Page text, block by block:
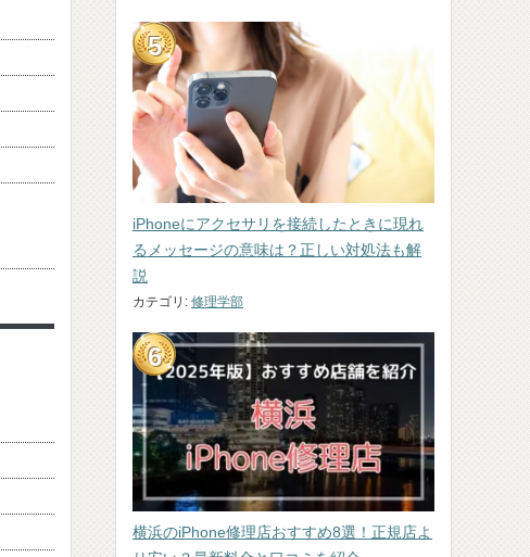
iPhoneにアクセサリを接続したときに現れ
るメッセージの意味は？正しい対処法も解
説
カテゴリ: 修理学部
横浜のiPhone修理店おすすめ8選！正規店よ